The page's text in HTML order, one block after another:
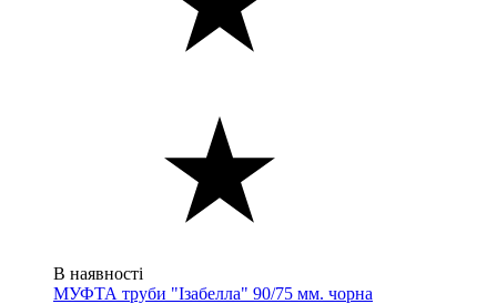
В наявності
МУФТА труби "Ізабелла" 90/75 мм. чорна